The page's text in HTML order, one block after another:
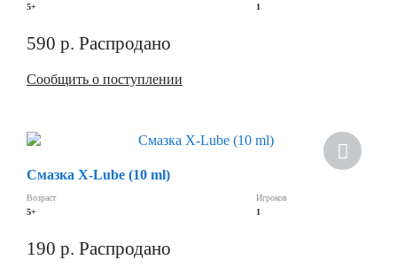
5+
1
590 р. Распродано
Сообщить о поступлении
Смазка X-Lube (10 ml)
Возраст
5+
Игроков
1
190 р. Распродано